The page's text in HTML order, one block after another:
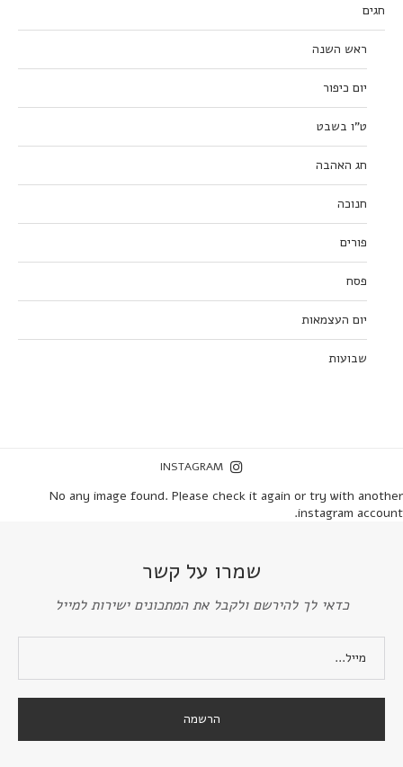
חגים
ראש השנה
יום כיפור
ט”ו בשבט
חג האהבה
חנוכה
פורים
פסח
יום העצמאות
שבועות
INSTAGRAM
No any image found. Please check it again or try with another
instagram account.
שמרו על קשר
כדאי לך להירשם ולקבל את המתכונים ישירות למייל